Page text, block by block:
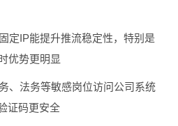
定IP能提升推流稳定性，特别是
优势更明显
、法务等敏感岗位访问公司系统
证码更安全